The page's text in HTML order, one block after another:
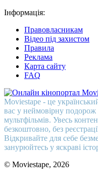
Інформація:
Правовласникам
Відео під захистом
Правила
Реклама
Карта сайту
FAQ
Moviestape - це
вас у неймовірну подорож
мультфільмів. Увесь
безкоштовно, без
Відкривайте для себе
занурюйтесь у яскраві
© Moviestape, 2026